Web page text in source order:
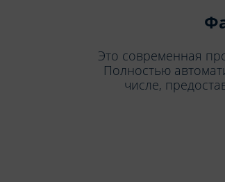
Это современная
Полностью
числе,